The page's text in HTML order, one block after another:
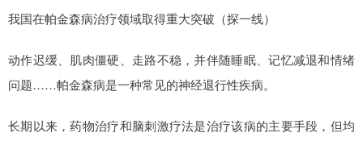
我国在帕金森病治疗领域取得重大突破（探一线）
动作迟缓、肌肉僵硬、走路不稳，并伴随睡眠、记忆减退和情绪
问题……帕金森病是一种常见的神经退行性疾病。
长期以来，药物治疗和脑刺激疗法是治疗该病的主要手段，但均